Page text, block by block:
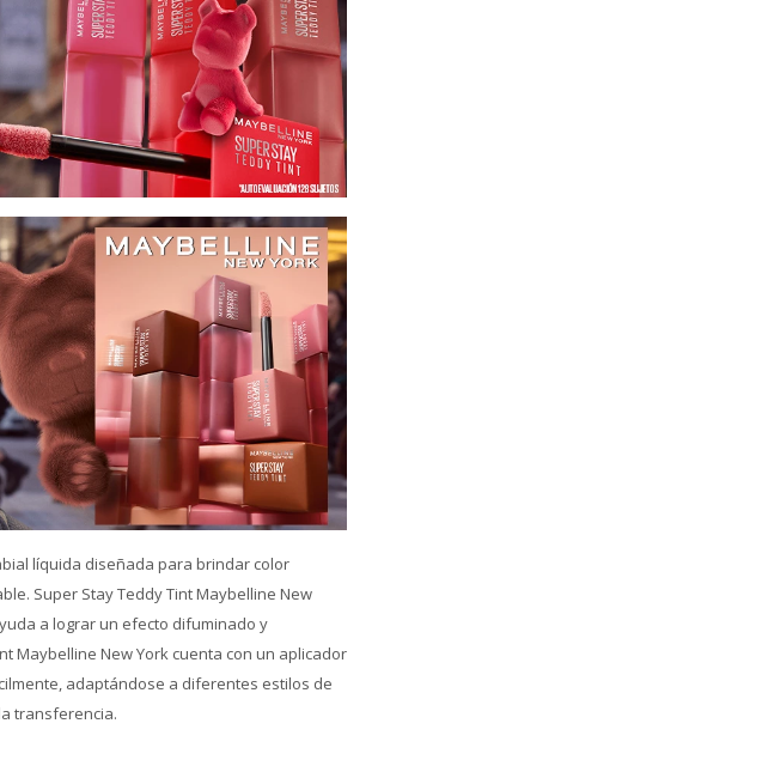
líquida diseñada para brindar color
Super Stay Teddy Tint Maybelline New
a lograr un efecto difuminado y
Maybelline New York cuenta con un aplicador
adaptándose a diferentes estilos de
transferencia.